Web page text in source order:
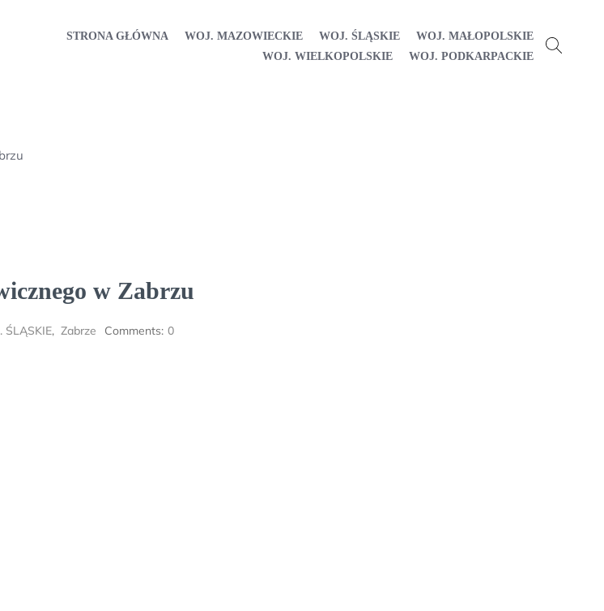
STRONA GŁÓWNA WOJ. MAZOWIECKIE WOJ. ŚLĄSKIE
WOJ. MAŁOPOLSKIE
WOJ. WIELKOPOLSKIE
WOJ. PODKARPACKIE
w Zabrzu
ŚLĄSKIE, Zabrze Comments: 0